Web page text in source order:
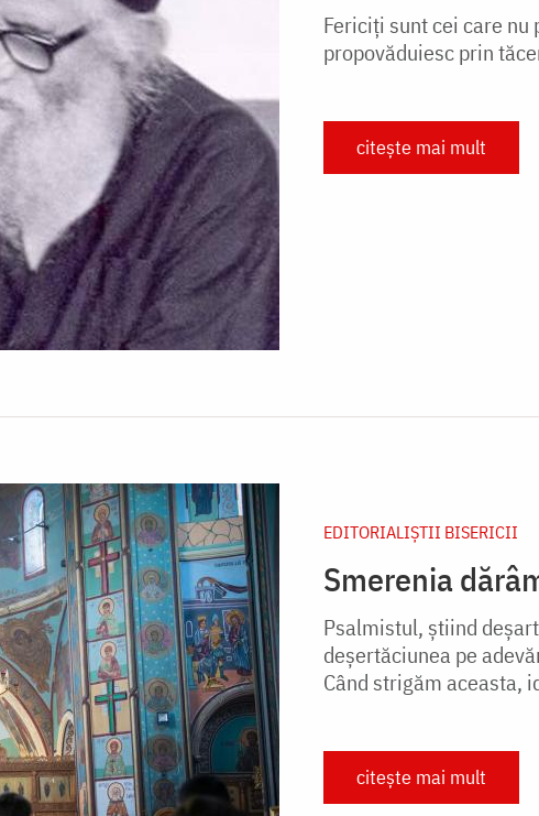
Fericiți sunt cei care
propovăduiesc prin
citește mai mult
EDITORIALIȘTII BISERICII
Smerenia
Psalmistul, știind
deșertăciunea pe
Când strigăm aceasta,
citește mai mult